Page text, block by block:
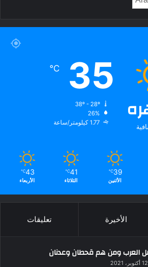
35
℃
26%
1.77 كيلومتر/ساعة
39
℃
الأثنين
41
℃
الثلاثاء
43
℃
الأربعاء
الأخيرة تعليقات
العرب ومن هم قحطان وعدنان
12 أكتوبر، 2021